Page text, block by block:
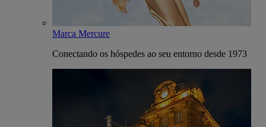
Marca Mercure
Conectando os hóspedes ao seu entorno desde 1973